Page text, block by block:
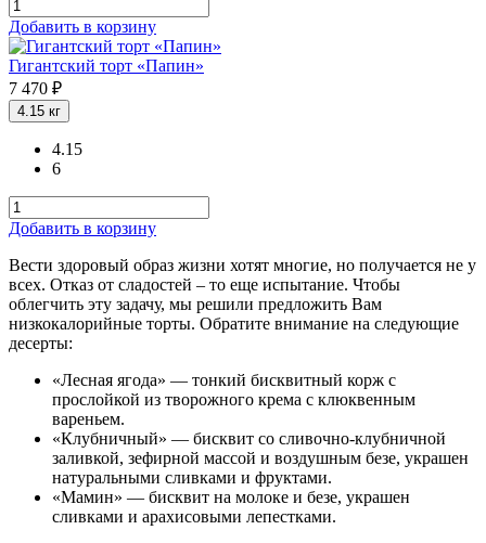
Добавить в корзину
Гигантский торт «Папин»
7 470 ₽
4.15 кг
4.15
6
Добавить в корзину
Вести здоровый образ жизни хотят многие, но получается не у
всех. Отказ от сладостей – то еще испытание. Чтобы
облегчить эту задачу, мы решили предложить Вам
низкокалорийные торты. Обратите внимание на следующие
десерты:
«Лесная ягода» — тонкий бисквитный корж с
прослойкой из творожного крема с клюквенным
вареньем.
«Клубничный» — бисквит со сливочно-клубничной
заливкой, зефирной массой и воздушным безе, украшен
натуральными сливками и фруктами.
«Мамин» — бисквит на молоке и безе, украшен
сливками и арахисовыми лепестками.